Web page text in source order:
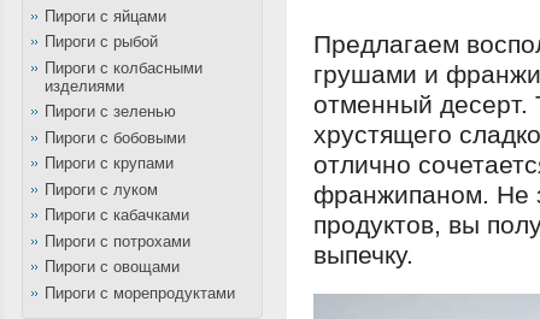
Пироги с яйцами
Пироги с рыбой
Пироги с колбасными
изделиями
Пироги с зеленью
Пироги с бобовыми
Пироги с крупами
Пироги с луком
Пироги с кабачками
Пироги с потрохами
Пироги с овощами
Пироги с морепродуктами
Предлагаем
грушами и
отменный десерт.
хрустящего
отлично
франжипаном. Не
продуктов, вы
выпечку.